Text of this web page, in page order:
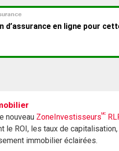
nouveau ZoneInvestisseursMC
ROI, les taux de
immobilier éclairées.